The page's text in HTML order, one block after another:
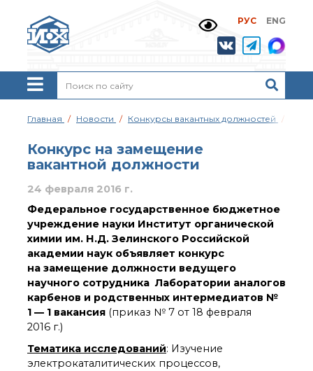
РУС ENG
Жизнь и выдающиеся
моменты научной
деятельности
Н. Д. Зелинского
История ИОХ РАН
Администрация
Научные школы
Подразделения
Ученый совет ИОХ
РАН
Диссертационные
советы
Совет молодых ученых
ИОХ РАН
Центр коллективного
пользования
Института
органической химии
РАН (ЦКП ИОХ РАН)
Библиотека
Инфоресурсы
Главная Новости Конкурсы вакантных должностей
Конкурс на замещение
вакантной должности
24 февраля 2016 г.
Федеральное государственное бюджетное
учреждение науки Институт органической
химии им. Н.Д. Зелинского Российской
академии наук объявляет конкурс
на замещение должности ведущего
научного сотрудникаЛаборатории аналогов
карбенов и родственных интермедиатов №
1 — 1 вакансия (приказ № 7 от 18 февраля
2016 г.)
Тематика исследований: Изучение
электрокаталитических процессов,